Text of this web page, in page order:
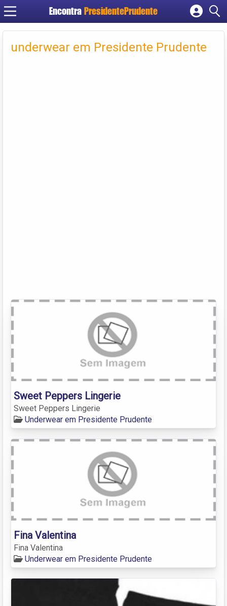
Encontra PresidentePrudente
Cadastrar empresa
Criar conta
underwear em Presidente Prudente
Sweet Peppers Lingerie
Sweet Peppers Lingerie
Underwear em Presidente Prudente
Fina Valentina
Fina Valentina
Underwear em Presidente Prudente